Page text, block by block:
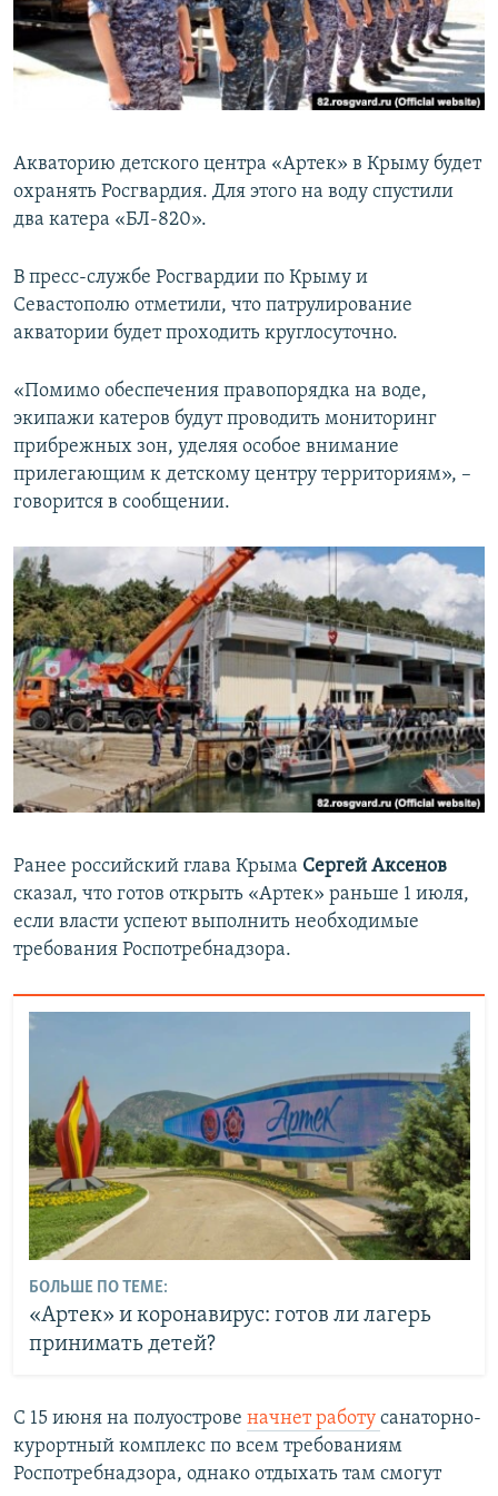
ПОБЕДИТЕЛЕЙ НЕ СУДЯТ?
КРЫМ.НЕПОКОРЕННЫЙ
ПРИСОЕДИНЯЙТЕСЬ!
Все сайты RFE/RL
Акваторию детского центра «Артек» в Крыму будет
охранять Росгвардия. Для этого на воду спустили
два катера «БЛ-820».
В пресс-службе Росгвардии по Крыму и
Севастополю отметили, что патрулирование
акватории будет проходить круглосуточно.
«Помимо обеспечения правопорядка на воде,
экипажи катеров будут проводить мониторинг
прибрежных зон, уделяя особое внимание
прилегающим к детскому центру территориям», –
говорится в сообщении.
Ранее российский глава Крыма Сергей Аксенов
сказал, что готов открыть «Артек» раньше 1 июля,
если власти успеют выполнить необходимые
требования Роспотребнадзора.
БОЛЬШЕ ПО ТЕМЕ:
«Артек» и коронавирус: готов ли лагерь
принимать детей?
С 15 июня на полуострове начнет работу санаторно-
курортный комплекс по всем требованиям
Роспотребнадзора, однако отдыхать там смогут